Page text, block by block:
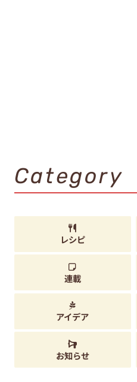
Category
レシピ
連載
アイデア
お知らせ